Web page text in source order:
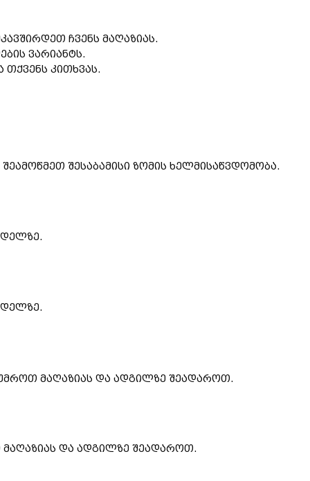
ჩვენს მაღაზიას.
ვარიანტს.
კითხვას.
შესაბამისი ზომის ხელმისაწვდომობა.
მაღაზიას და ადგილზე შეადაროთ.
და ადგილზე შეადაროთ.